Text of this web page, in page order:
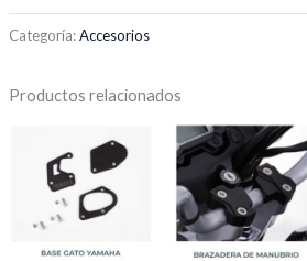
Categoría:Accesorios
Productos relacionados